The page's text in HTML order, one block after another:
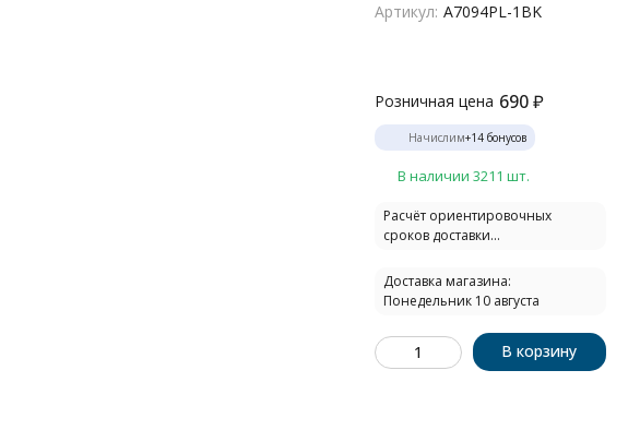
Артикул: A7094PL-1BK
Розничная цена 690 ₽
Начислим+14бонусов
В наличии 3211 шт.
Расчёт ориентировочных
сроков доставки...
Доставка магазина:
Понедельник 10 августа
В корзину